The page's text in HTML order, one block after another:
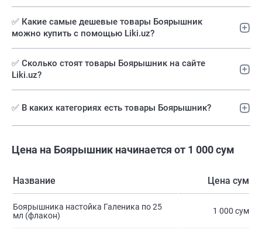
✅️ Какие самые дешевые товары Боярышник
можно купить с помощью Liki.uz?
✅ Сколько стоят товары Боярышник на сайте
Liki.uz?
✅ В каких категориях есть товары Боярышник?
Цена на Боярышник начинается от 1 000 сум
Название Цена сум
Боярышника настойка Галеника по 25
мл (флакон)
1 000 сум